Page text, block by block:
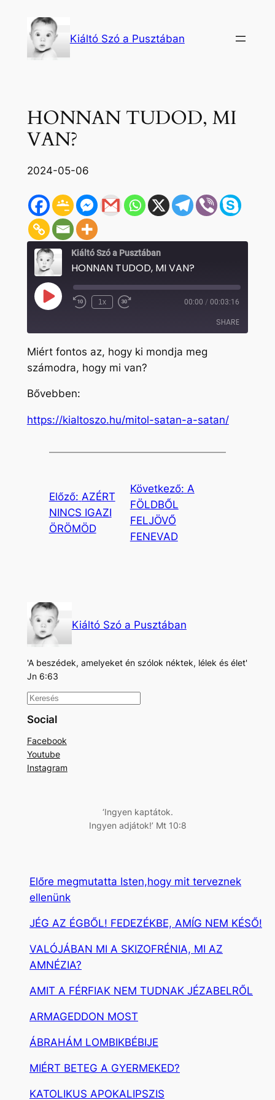
tartalomhoz
Kiáltó Szó a Pusztában
HONNAN TUDOD, MI
VAN?
2024-05-06
Kiáltó Szó a Pusztában
HONNAN TUDOD, MI VAN?
Play
Episode Rewind
1x
Fast
seconds
00:00 / 00:03:16
SHARE
SHARE
Miért fontos az, hogy ki mondja meg
számodra, hogy mi van?
Bővebben:
https://kialtoszo.hu/mitol-satan-a-satan/
Előző: AZÉRT
NINCS IGAZI
ÖRÖMÖD
Következő: A
FÖLDBŐL
FELJÖVŐ
FENEVAD
Kiáltó Szó a Pusztában
'A beszédek, amelyeket én szólok néktek, lélek és élet'
Jn 6:63
K
e
e
s
Social
Facebook
Youtube
Instagram
‘Ingyen kaptátok.
Ingyen adjátok!’ Mt 10:8
Előre megmutatta Isten,hogy mit terveznek
ellenünk
JÉG AZ ÉGBŐL! FEDEZÉKBE, AMÍG NEM KÉSŐ!
VALÓJÁBAN MI A SKIZOFRÉNIA, MI AZ
AMNÉZIA?
AMIT A FÉRFIAK NEM TUDNAK JÉZABELRŐL
ARMAGEDDON MOST
ÁBRAHÁM LOMBIKBÉBIJE
MIÉRT BETEG A GYERMEKED?
KATOLIKUS APOKALIPSZIS